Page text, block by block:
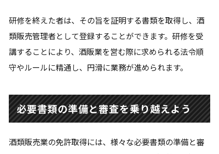
研修を終えた者は、その旨を証明する書類を取得し、酒
類販売管理者として登録することができます。研修を受
講することにより、酒販業を営む際に求められる法令順
守やルールに精通し、円滑に業務が進められます。
必要書類の準備と審査を乗り越えよう
酒類販売業の免許取得には、様々な必要書類の準備と審